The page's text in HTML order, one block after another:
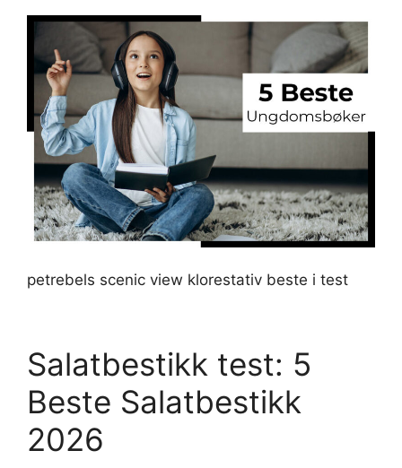
petrebels scenic view klorestativ beste i test
Salatbestikk test: 5
Beste Salatbestikk
2026